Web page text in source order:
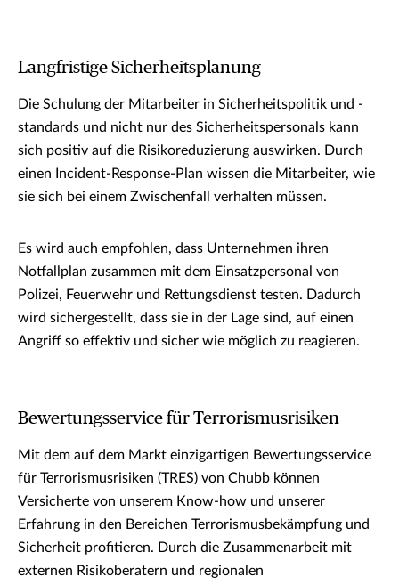
Langfristige Sicherheitsplanung
Die Schulung der Mitarbeiter in Sicherheitspolitik und -
standards und nicht nur des Sicherheitspersonals kann
sich positiv auf die Risikoreduzierung auswirken. Durch
einen Incident-Response-Plan wissen die Mitarbeiter, wie
sie sich bei einem Zwischenfall verhalten müssen.
Es wird auch empfohlen, dass Unternehmen ihren
Notfallplan zusammen mit dem Einsatzpersonal von
Polizei, Feuerwehr und Rettungsdienst testen. Dadurch
wird sichergestellt, dass sie in der Lage sind, auf einen
Angriff so effektiv und sicher wie möglich zu reagieren.
Bewertungsservice für Terrorismusrisiken
Mit dem auf dem Markt einzigartigen Bewertungsservice
für Terrorismusrisiken (TRES) von Chubb können
Versicherte von unserem Know-how und unserer
Erfahrung in den Bereichen Terrorismusbekämpfung und
Sicherheit profitieren. Durch die Zusammenarbeit mit
externen Risikoberatern und regionalen